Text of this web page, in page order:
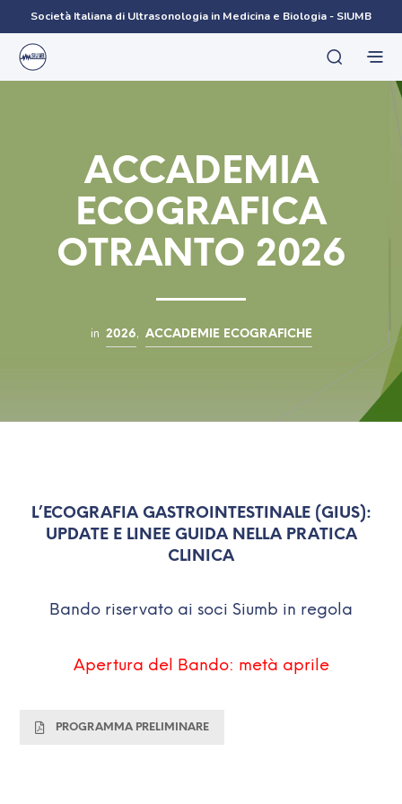
Società Italiana di Ultrasonologia in Medicina e Biologia - SIUMB
ACCADEMIA
ECOGRAFICA
OTRANTO 2026
in 2026, ACCADEMIE ECOGRAFICHE
L’ECOGRAFIA GASTROINTESTINALE (GIUS):
UPDATE E LINEE GUIDA NELLA PRATICA
CLINICA
Bando riservato ai soci Siumb in regola
Apertura del Bando: metà aprile
PROGRAMMA PRELIMINARE